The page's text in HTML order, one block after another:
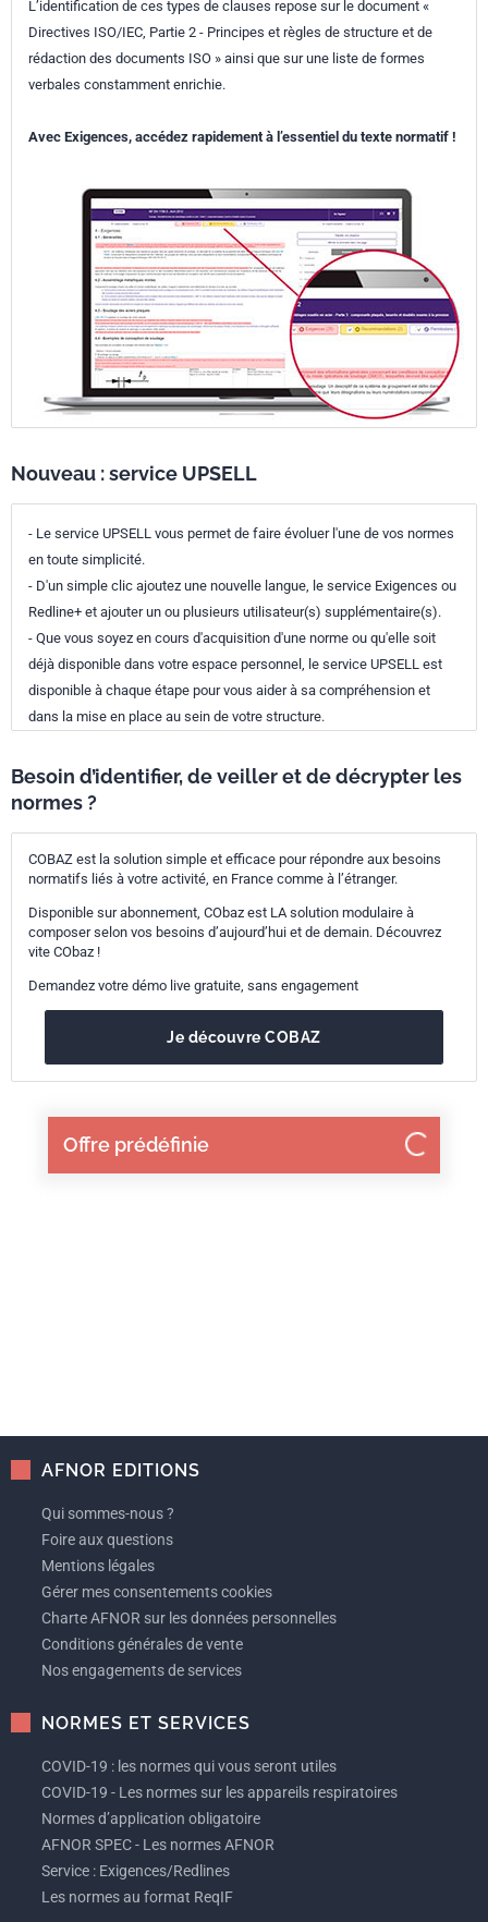
Offre prédéfinie
L’identification de ces types de clauses repose sur le document «
Directives ISO/IEC, Partie 2 - Principes et règles de structure et de
rédaction des documents ISO » ainsi que sur une liste de formes
verbales constamment enrichie.
Avec Exigences, accédez rapidement à l’essentiel du texte normatif !
Nouveau : service UPSELL
- Le service UPSELL vous permet de faire évoluer l'une de vos normes
en toute simplicité.
- D'un simple clic ajoutez une nouvelle langue, le service Exigences ou
Redline+ et ajouter un ou plusieurs utilisateur(s) supplémentaire(s).
- Que vous soyez en cours d'acquisition d'une norme ou qu'elle soit
déjà disponible dans votre espace personnel, le service UPSELL est
disponible à chaque étape pour vous aider à sa compréhension et
dans la mise en place au sein de votre structure.
Besoin d’identifier, de veiller et de décrypter les
normes ?
COBAZ est la solution simple et efficace pour répondre aux besoins
normatifs liés à votre activité, en France comme à l’étranger.
Disponible sur abonnement, CObaz est LA solution modulaire à
composer selon vos besoins d’aujourd’hui et de demain. Découvrez
vite CObaz !
Demandez votre démo live gratuite, sans engagement
Je découvre COBAZ
AFNOR EDITIONS
Qui sommes-nous ?
Foire aux questions
Mentions légales
Gérer mes consentements cookies
Charte AFNOR sur les données personnelles
Conditions générales de vente
Nos engagements de services
NORMES ET SERVICES
COVID-19 : les normes qui vous seront utiles
COVID-19 - Les normes sur les appareils respiratoires
Normes d’application obligatoire
AFNOR SPEC - Les normes AFNOR
Service : Exigences/Redlines
Les normes au format ReqIF